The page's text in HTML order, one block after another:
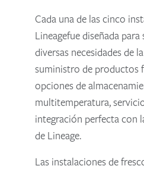
Cada una de las cinco
Lineagefue diseñada para
diversas necesidades de
suministro de productos
opciones de
multitemperatura,
integración perfecta con
de Lineage.
Las instalaciones de